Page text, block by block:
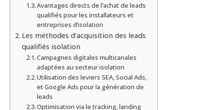
Avantages directs de l’achat de leads
qualifiés pour les installateurs et
entreprises d’isolation
Les méthodes d’acquisition des leads
qualifiés isolation
Campagnes digitales multicanales
adaptées au secteur isolation
Utilisation des leviers SEA, Social Ads,
et Google Ads pour la génération de
leads
Optimisation via le tracking, landing